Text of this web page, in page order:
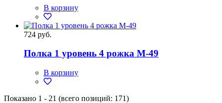
В корзину
724 руб.
Полка 1 уровень 4 рожка М-49
В корзину
Показано 1 - 21 (всего позиций: 171)